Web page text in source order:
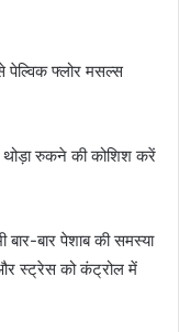
फ्लोर मसल्स
रुकने की कोशिश करें
बार-बार पेशाब की समस्या
स्ट्रेस को कंट्रोल में